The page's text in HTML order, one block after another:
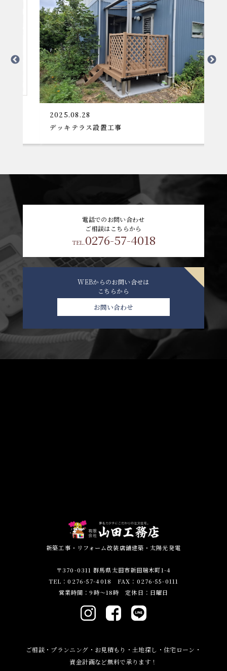
2025.08.28
デッキテラス設置工事
電話でのお問い合わせ
ご相談はこちらから
TEL.0276-57-4018
WEBからのお問い合せは
こちらから
お問い合わせ
新築工事・リフォーム改装店舗建築・太陽光発電
〒370-0311 群馬県太田市新田瑞木町1-4
TEL：0276-57-4018 FAX：0276-55-0111
営業時間：9時～18時 定休日：日曜日
ご相談・プランニング・お見積もり・土地探し・住宅ローン・
資金計画など無料で承ります！